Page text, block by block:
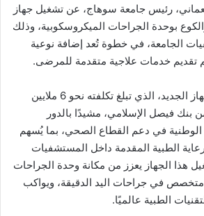
رئيس جامعة سوهاج، عن تشغيل جهاز
بوحدة الجراحات الميكروسكوبية، وذلك
الجامعة، في خطوة تُعد إضافة نوعية
تقديم خدمات علاجية متقدمة للمرضى.
وأوضح النعماني أن الجهاز الجديد، الذي تبلغ تكلفته نحو 6 ملايين
بنك فيصل الإسلامي، مشيدًا بالدور
في دعم القطاع الصحي، بما يُسهم
الطبية المقدمة داخل المستشفيات
هذا الجهاز يعزز من مكانة وحدة الجراحات
في جراحات اليد الدقيقة، ويواكب
الطبية عالميًا.